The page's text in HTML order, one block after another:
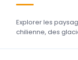
Explorer les
chilienne, des